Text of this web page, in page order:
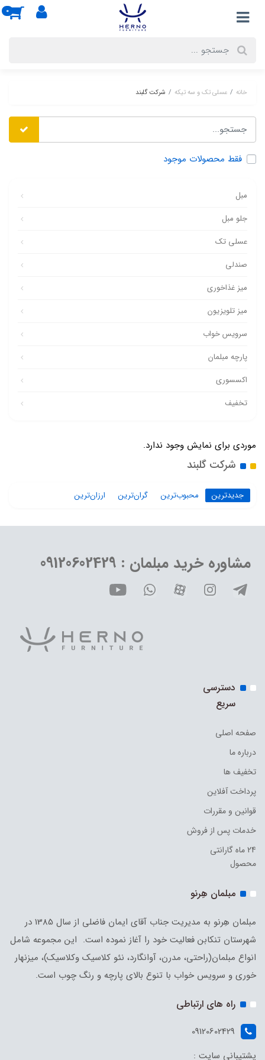
0
خانه عسلی تک و سه تیکه شرکت گلبند
فقط محصولات موجود
مبل
جلو مبل
عسلی تک
صندلی
میز غذاخوری
میز تلویزیون
سرویس خواب
پارچه مبلمان
اکسسوری
تخفیف
موردی برای نمایش وجود ندارد.
شرکت گلبند
جدیدترین محبوب‌ترین گران‌ترین ارزان‌ترین
مشاوره خرید مبلمان : 09120602429
دسترسی
سریع
صفحه اصلی
درباره ما
تخفیف ها
پرداخت آفلاین
قوانین و مقررات
خدمات پس از فروش
24 ماه گارانتی
محصول
مبلمان هِرنو
مبلمان هِرنو به مدیریت جناب آقای ایمان فاضلی از سال 1385 در
شهرستان تنکابن فعالیت خود را آغاز نموده است. این مجموعه شامل
انواع مبلمان(راحتی، مدرن، آوانگارد، نئو کلاسیک وکلاسیک)، میزنهار
خوری و سرویس خواب با تنوع بالای پارچه و رنگ چوب است.
راه های ارتباطی
09120602429
پشتیبانی سایت :